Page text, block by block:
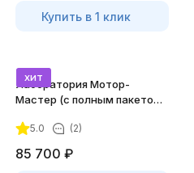
Купить в 1 клик
хит
Лаборатория Мотор-
Мастер (с полным пакетом
5.0 (2)
85 700 ₽